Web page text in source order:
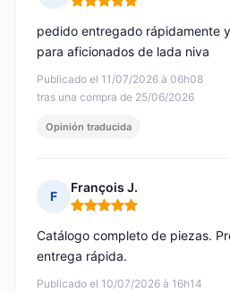
Nota: 5 de 5
Publicado el 11/07/2026 à 06h08
tras una compra de 25/06/2026
pedido entregado rápidamente
para aficionados de lada niva
Opinión traducida
F
François J.
Nota: 5 de 5
Publicado el 10/07/2026 à 16h14
Catálogo completo de piezas.
entrega rápida.